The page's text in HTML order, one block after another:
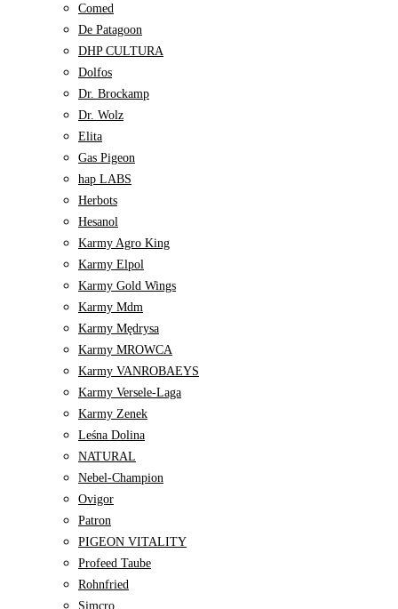
Comed
De Patagoon
DHP CULTURA
Dolfos
Dr. Brockamp
Dr. Wolz
Elita
Gas Pigeon
hap LABS
Herbots
Hesanol
Karmy Agro King
Karmy Elpol
Karmy Gold Wings
Karmy Mdm
Karmy Mędrysa
Karmy MROWCA
Karmy VANROBAEYS
Karmy Versele-Laga
Karmy Zenek
Leśna Dolina
NATURAL
Nebel-Champion
Ovigor
Patron
PIGEON VITALITY
Profeed Taube
Rohnfried
Simcro